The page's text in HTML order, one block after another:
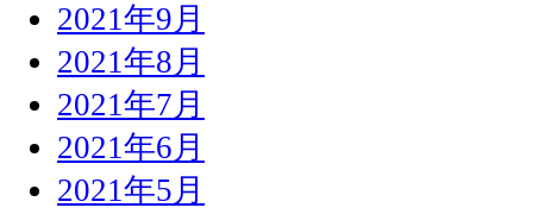
2021年9月
2021年8月
2021年7月
2021年6月
2021年5月